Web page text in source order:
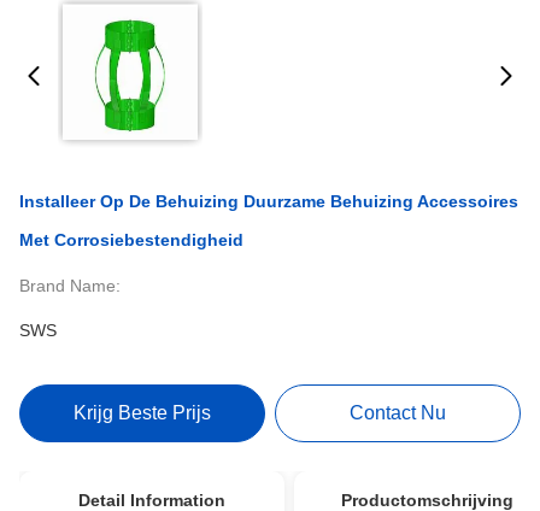
Installeer Op De Behuizing Duurzame Behuizing Accessoires
Met Corrosiebestendigheid
Brand Name:
SWS
Krijg Beste Prijs Contact Nu
Detail Information Productomschrijving